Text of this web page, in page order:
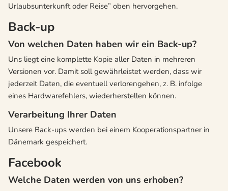
Urlaubsunterkunft oder Reise” oben hervorgehen.
Back-up
Von welchen Daten haben wir ein Back-up?
Uns liegt eine komplette Kopie aller Daten in mehreren
Versionen vor. Damit soll gewährleistet werden, dass wir
jederzeit Daten, die eventuell verlorengehen, z. B. infolge
eines Hardwarefehlers, wiederherstellen können.
Verarbeitung Ihrer Daten
Unsere Back-ups werden bei einem Kooperationspartner in
Dänemark gespeichert.
Facebook
Welche Daten werden von uns erhoben?